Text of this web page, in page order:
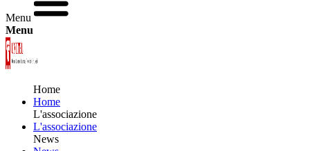
Menu
Menu
Home
Home
L'associazione
L'associazione
News